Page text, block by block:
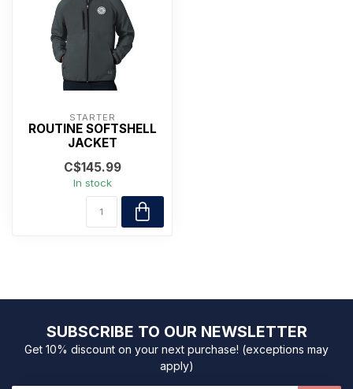
STARTER
ROUTINE SOFTSHELL
JACKET
C$145.99
In stock
SUBSCRIBE TO OUR NEWSLETTER
Get 10% discount on your next purchase! (exceptions may
apply)